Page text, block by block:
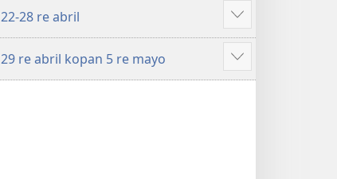
22-28 re abril
Show
more
29 re abril kopan 5 re mayo
Show
more